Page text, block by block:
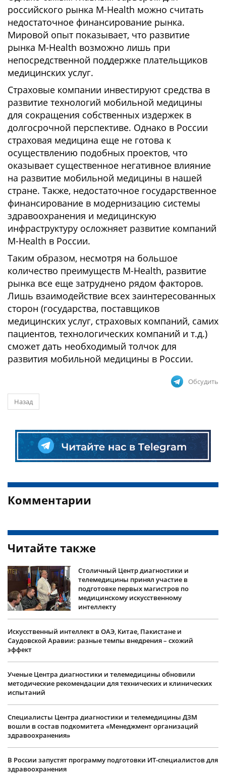
российского рынка M-Health можно считать
недостаточное финансирование рынка.
Мировой опыт показывает, что развитие
рынка M-Health возможно лишь при
непосредственной поддержке плательщиков
медицинских услуг.
Страховые компании инвестируют средства в
развитие технологий мобильной медицины
для сокращения собственных издержек в
долгосрочной перспективе. Однако в России
страховая медицина еще не готова к
осуществлению подобных проектов, что
оказывает существенное негативное влияние
на развитие мобильной медицины в нашей
стране. Также, недостаточное государственное
финансирование в модернизацию системы
здравоохранения и медицинскую
инфраструктуру осложняет развитие компаний
M-Health в России.
Таким образом, несмотря на большое
количество преимуществ M-Health, развитие
рынка все еще затруднено рядом факторов.
Лишь взаимодействие всех заинтересованных
сторон (государства, поставщиков
медицинских услуг, страховых компаний, самих
пациентов, технологических компаний и т.д.)
сможет дать необходимый толчок для
развития мобильной медицины в России.
Обсудить
Назад
Комментарии
Читайте также
Столичный Центр диагностики и
телемедицины принял участие в
подготовке первых магистров по
медицинскому искусственному
интеллекту
Искусственный интеллект в ОАЭ, Китае, Пакистане и
Саудовской Аравии: разные темпы внедрения – схожий
эффект
Ученые Центра диагностики и телемедицины обновили
методические рекомендации для технических и клинических
испытаний
Специалисты Центра диагностики и телемедицины ДЗМ
вошли в состав подкомитета «Менеджмент организаций
здравоохранения»
В России запустят программу подготовки ИТ-специалистов для
здравоохранения